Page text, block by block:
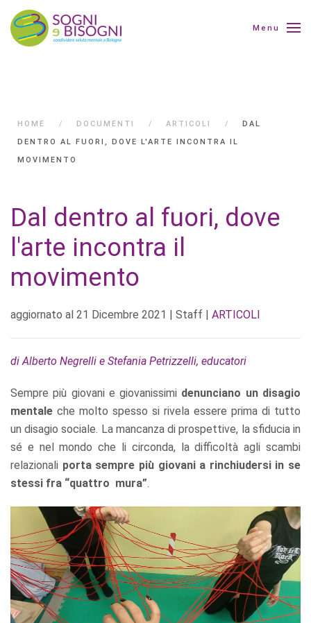
Menu
HOME DOCUMENTI ARTICOLI
DAL
DENTRO AL FUORI, DOVE L'ARTE INCONTRA IL
MOVIMENTO
Dal dentro al fuori, dove
l'arte incontra il
movimento
aggiornato al 21 Dicembre 2021 | Staff | ARTICOLI
di Alberto Negrelli e Stefania Petrizzelli, educatori
Sempre più giovani e giovanissimi denunciano un disagio
mentale che molto spesso si rivela essere prima di tutto
un disagio sociale. La mancanza di prospettive, la sfiducia in
sé e nel mondo che li circonda, la difficoltà agli scambi
relazionali porta sempre più giovani a rinchiudersi in se
stessi fra “quattro mura”.